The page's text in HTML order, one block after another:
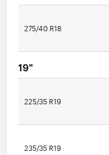
275/40 R18
19"
225/35 R19
235/35 R19